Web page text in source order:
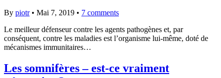
By piotr• Mai 7, 2019 • 7 comments
Le meilleur défenseur contre les agents pathogènes et, par
conséquent, contre les maladies est l’organisme lui-même, doté de
mécanismes immunitaires…
Les somnifères – est-ce vraiment